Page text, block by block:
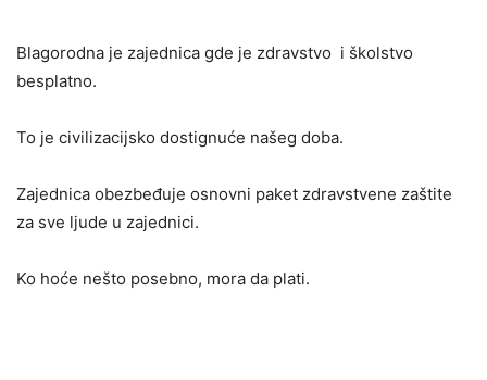
Blagorodna je zajednica gde je zdravstvo i školstvo
besplatno.
To je civilizacijsko dostignuće našeg doba.
Zajednica obezbeđuje osnovni paket zdravstvene zaštite
za sve ljude u zajednici.
Ko hoće nešto posebno, mora da plati.